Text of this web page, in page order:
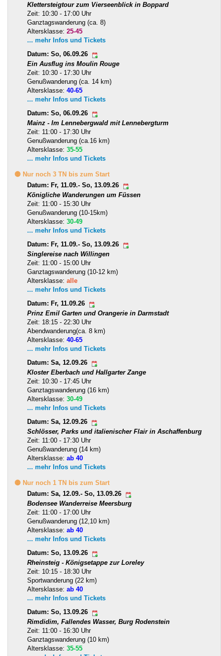
Klettersteigtour zum Vierseenblick in Boppard
Zeit: 10:30 - 17:00 Uhr
Ganztagswanderung (ca. 8)
Altersklasse: 25-45
... mehr Infos und Tickets
Datum: So, 06.09.26
Ein Ausflug ins Moulin Rouge
Zeit: 10:30 - 17:30 Uhr
Genußwanderung (ca. 14 km)
Altersklasse: 40-65
... mehr Infos und Tickets
Datum: So, 06.09.26
Mainz - Im Lennebergwald mit Lennebergturm
Zeit: 11:00 - 17:30 Uhr
Genußwanderung (ca.16 km)
Altersklasse: 35-55
... mehr Infos und Tickets
🟡 Nur noch 3 TN bis zum Start
Datum: Fr, 11.09.- So, 13.09.26
Königliche Wanderungen um Füssen
Zeit: 11:00 - 15:30 Uhr
Genußwanderung (10-15km)
Altersklasse: 30-49
... mehr Infos und Tickets
Datum: Fr, 11.09.- So, 13.09.26
Singlereise nach Willingen
Zeit: 11:00 - 15:00 Uhr
Ganztagswanderung (10-12 km)
Altersklasse: alle
... mehr Infos und Tickets
Datum: Fr, 11.09.26
Prinz Emil Garten und Orangerie in Darmstadt
Zeit: 18:15 - 22:30 Uhr
Abendwanderung(ca. 8 km)
Altersklasse: 40-65
... mehr Infos und Tickets
Datum: Sa, 12.09.26
Kloster Eberbach und Hallgarter Zange
Zeit: 10:30 - 17:45 Uhr
Ganztagswanderung (16 km)
Altersklasse: 30-49
... mehr Infos und Tickets
Datum: Sa, 12.09.26
Schlösser, Parks und italienischer Flair in Aschaffenburg
Zeit: 11:00 - 17:30 Uhr
Genußwanderung (14 km)
Altersklasse: ab 40
... mehr Infos und Tickets
🟡 Nur noch 1 TN bis zum Start
Datum: Sa, 12.09.- So, 13.09.26
Bodensee Wanderreise Meersburg
Zeit: 11:00 - 17:00 Uhr
Genußwanderung (12,10 km)
Altersklasse: ab 40
... mehr Infos und Tickets
Datum: So, 13.09.26
Rheinsteig - Königsetappe zur Loreley
Zeit: 10:15 - 18:30 Uhr
Sportwanderung (22 km)
Altersklasse: ab 40
... mehr Infos und Tickets
Datum: So, 13.09.26
Rimdidim, Fallendes Wasser, Burg Rodenstein
Zeit: 11:00 - 16:30 Uhr
Ganztagswanderung (10 km)
Altersklasse: 35-55